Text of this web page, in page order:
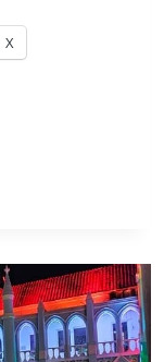
X